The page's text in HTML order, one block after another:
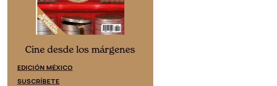
Cine desde los márgenes
EDICIÓN MÉXICO
SUSCRÍBETE